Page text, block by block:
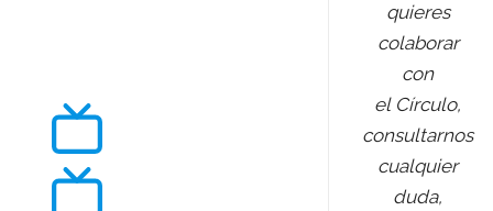
quieres
colaborar
con
el Círculo,
consultarnos
cualquier
duda,